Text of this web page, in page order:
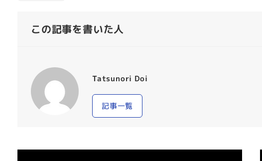
この記事を書いた人
Tatsunori Doi
記事一覧